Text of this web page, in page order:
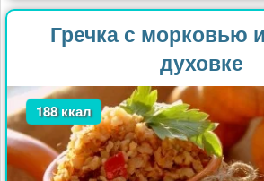
Гречка с морковью
духовке
188 ккал